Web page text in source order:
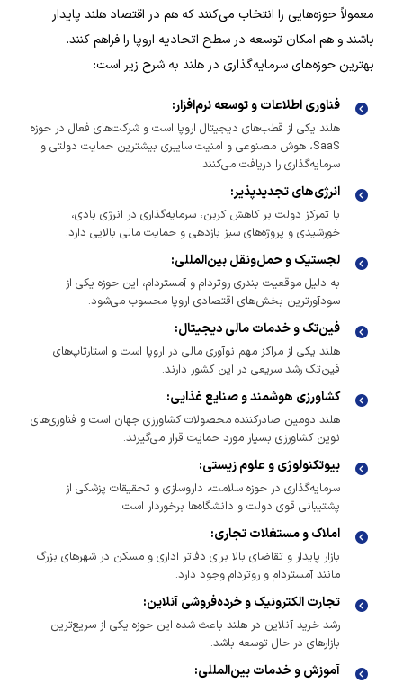
معمولاً حوزه‌هایی را انتخاب می‌کنند که هم در اقتصاد هلند پایدار
باشند و هم امکان توسعه در سطح اتحادیه اروپا را فراهم کنند.
بهترین حوزه‌های سرمایه‌گذاری در هلند به شرح زیر است:
فناوری اطلاعات و توسعه نرم‌افزار:
هلند یکی از قطب‌های دیجیتال اروپا است و شرکت‌های فعال در حوزه
SaaS، هوش مصنوعی و امنیت سایبری بیشترین حمایت دولتی و
سرمایه‌گذاری را دریافت می‌کنند.
انرژی‌های تجدیدپذیر:
با تمرکز دولت بر کاهش کربن، سرمایه‌گذاری در انرژی بادی،
خورشیدی و پروژه‌های سبز بازدهی و حمایت مالی بالایی دارد.
لجستیک و حمل‌ونقل بین‌المللی:
به دلیل موقعیت بندری روتردام و آمستردام، این حوزه یکی از
سودآورترین بخش‌های اقتصادی اروپا محسوب می‌شود.
فین‌تک و خدمات مالی دیجیتال:
هلند یکی از مراکز مهم نوآوری مالی در اروپا است و استارتاپ‌های
فین‌تک رشد سریعی در این کشور دارند.
کشاورزی هوشمند و صنایع غذایی:
هلند دومین صادرکننده محصولات کشاورزی جهان است و فناوری‌های
نوین کشاورزی بسیار مورد حمایت قرار می‌گیرند.
بیوتکنولوژی و علوم زیستی:
سرمایه‌گذاری در حوزه سلامت، داروسازی و تحقیقات پزشکی از
پشتیبانی قوی دولت و دانشگاه‌ها برخوردار است.
املاک و مستغلات تجاری:
بازار پایدار و تقاضای بالا برای دفاتر اداری و مسکن در شهرهای بزرگ
مانند آمستردام و روتردام وجود دارد.
تجارت الکترونیک و خرده‌فروشی آنلاین:
رشد خرید آنلاین در هلند باعث شده این حوزه یکی از سریع‌ترین
بازارهای در حال توسعه باشد.
آموزش و خدمات بین‌المللی: